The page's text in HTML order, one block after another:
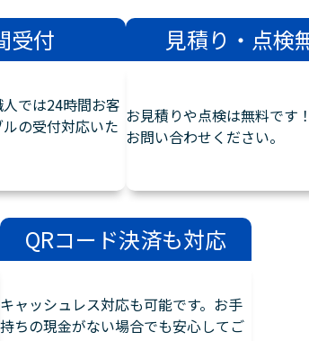
受付
では24時間お客
の受付対応いた
見積り・点検
お見積りや点検は無料です
お問い合わせください。
QRコード決済も対応
キャッシュレス対応も可能です。お手
持ちの現金がない場合でも安心してご